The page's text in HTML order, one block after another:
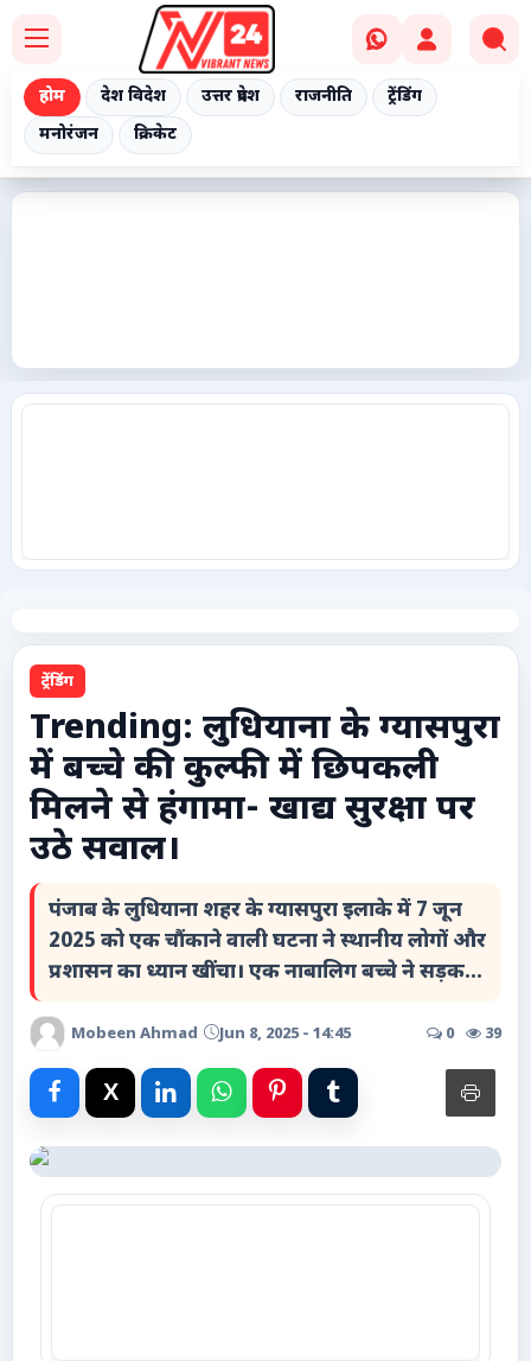
होम देश विदेश उत्तर प्रदेश राजनीति
ट्रेंडिंग
मनोरंजन
क्रिकेट
ट्रेंडिंग
टेक्नोलॉजी / गैजेट्स
लाइफस्टाइल
वायरल
स्पेशल
विशेष लेख
धर्म और अध्यात्म
Advertise with Us
Gallery
ट्रेंडिंग
Trending: लुधियाना के ग्यासपुरा
में बच्चे की कुल्फी में छिपकली
मिलने से हंगामा- खाद्य सुरक्षा पर
उठे सवाल।
पंजाब के लुधियाना शहर के ग्यासपुरा इलाके में 7 जून
2025 को एक चौंकाने वाली घटना ने स्थानीय लोगों और
प्रशासन का ध्यान खींचा। एक नाबालिग बच्चे ने सड़क...
Mobeen Ahmad Jun 8, 2025 - 14:45 0 39